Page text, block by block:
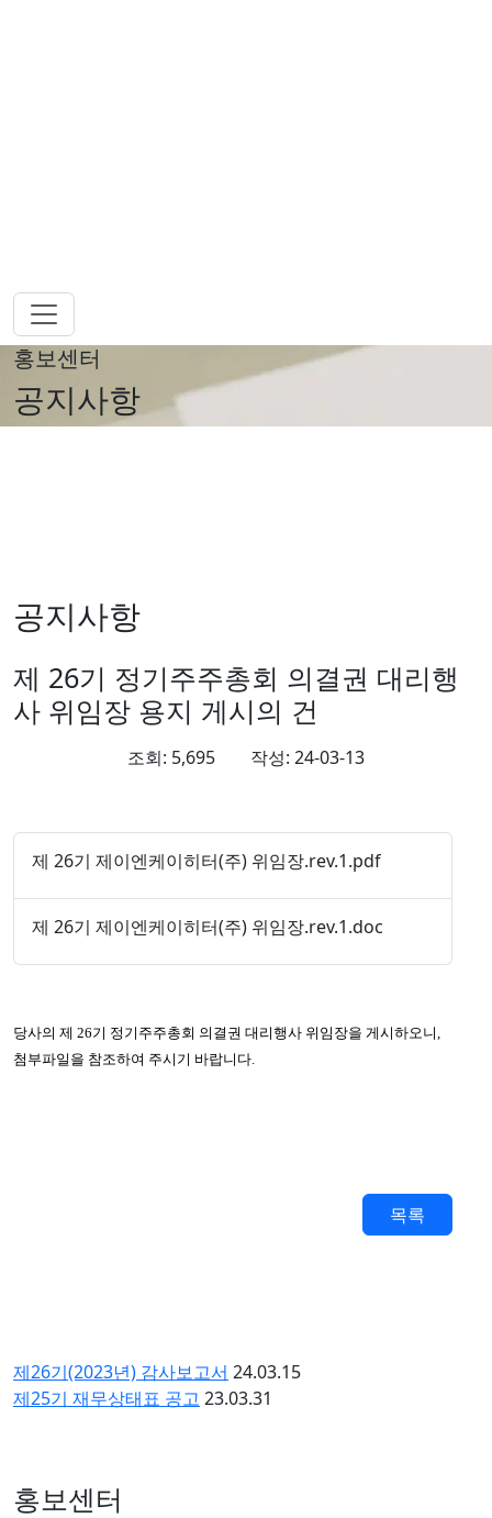
홍보센터
공지사항
홍보센터
공지사항
제 26기 정기주주총회 의결권 대리행
사 위임장 용지 게시의 건
조회: 5,695 작성: 24-03-13
제 26기 제이엔케이히터(주) 위임장.rev.1.pdf
제 26기 제이엔케이히터(주) 위임장.rev.1.doc
당사의 제 26기 정기주주총회 의결권 대리행사 위임장을 게시하오니,
첨부파일을 참조하여 주시기 바랍니다.
목록
제26기(2023년) 감사보고서 24.03.15
제25기 재무상태표 공고 23.03.31